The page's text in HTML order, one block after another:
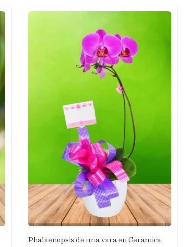
Phalaenopsis de una vara en Cerámica